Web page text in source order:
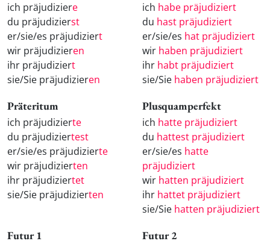
ich präjudiziere
du präjudizierst
er/sie/es präjudiziert
wir präjudizieren
ihr präjudiziert
sie/Sie präjudizieren
ich habe präjudiziert
du hast präjudiziert
er/sie/es hat präjudiziert
wir haben präjudiziert
ihr habt präjudiziert
sie/Sie haben präjudiziert
Präteritum
ich präjudizierte
du präjudiziertest
er/sie/es präjudizierte
wir präjudizierten
ihr präjudiziertet
sie/Sie präjudizierten
Plusquamperfekt
ich hatte präjudiziert
du hattest präjudiziert
er/sie/es hatte
präjudiziert
wir hatten präjudiziert
ihr hattet präjudiziert
sie/Sie hatten präjudiziert
Futur 1 Futur 2